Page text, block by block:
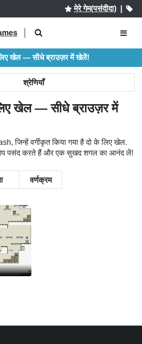
मेरे गेम(पसंदीदा)|
खेल — सीधे ब्राउज़र में खेलें!
श्रेणियाँ
खेल — सीधे ब्राउज़र में
जिन्हें वर्गीकृत किया गया है दो के लिए खेल.
पसंद करते हैं और एक सुखद शगल का आनंद लें!
वर्णक्रम